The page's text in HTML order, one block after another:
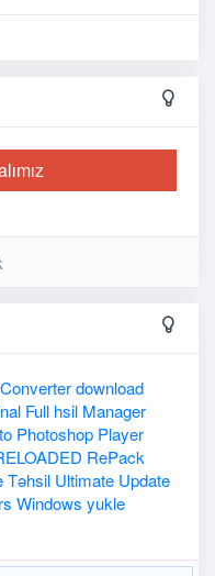
Converterdownload
Full hsil Manager
Photoshop Player
RePack
Təhsil Ultimate Update
Windows yukle